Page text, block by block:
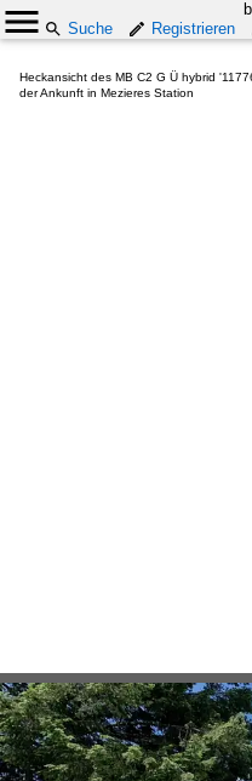
Suche
Registrieren
Heckansicht des MB C2 G Ü hybrid
der Ankunft in Mezieres Station